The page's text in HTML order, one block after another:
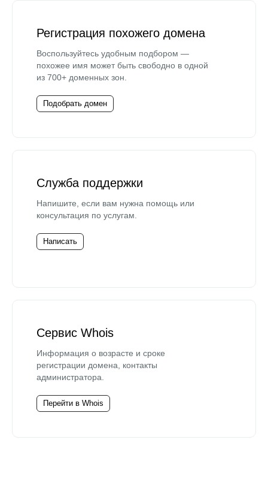
Регистрация похожего домена
Воспользуйтесь удобным подбором —
похожее имя может быть свободно в одной
из 700+ доменных зон.
Подобрать домен
Служба поддержки
Напишите, если вам нужна помощь или
консультация по услугам.
Написать
Сервис Whois
Информация о возрасте и сроке
регистрации домена, контакты
администратора.
Перейти в Whois